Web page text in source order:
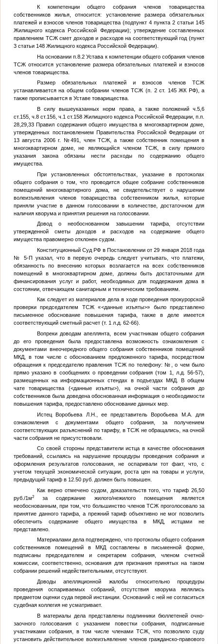
К компетенции общего собрания членов товарищества
собственников жилья, относится: установление размера обязательных
платежей и взносов членов товарищества (подпункт 4 пункта 2 статьи 145
Жилищного кодекса Российской Федерации); утверждение составленных
правлением ТСЖ смет доходов и расходов на соответствующий год (пункт
3 статьи 148 Жилищного кодекса Российской Федерации).
На основании п.8.2 Устава к компетенции общего собрания членов
ТСЖ относится установление размера обязательных платежей и взносов
членов товарищества.
Размер обязательных платежей и взносов членов ТСЖ
устанавливается на общем собрании членов ТСЖ (п. 2 ст. 145 ЖК РФ), а
также прописывается в Уставе товарищества.
В силу вышеуказанных норм права, а также положений ч.5,6
ст.155, ч.8 ст.156, ч.1 ст.158 Жилищного кодекса Российской Федерации, п.п.
28,29,33 Правил содержания общего имущества в многоквартирном доме,
утвержденных постановлением Правительства Российской Федерации от
13 августа 2006 г. №491, член ТСЖ, а также собственник помещения в
многоквартирном доме, не являющийся членом ТСЖ, в силу прямого
указания закона обязаны нести расходы по содержанию общего
имущества.
При установленных обстоятельствах, указание в протоколах
общего собрания о том, что проводится общее собрание собственников
помещений многоквартирного дома, не свидетельствует о нарушении
волеизъявления членов товарищества собственником жилья, которые
приняли участие в данном голосовании в количестве, достаточном для
наличия кворума и принятия решения на голосовании.
Довод о необоснованном завышении тарифа, отсутствии
утвержденной сметы доходов и расходов на содержание общего
имущества правомерно отклонен судом.
Конституционный Суд РФ в Постановлении от 29 января 2018 года
№ 5-П указал, что в первую очередь следует учитывать, что платежи,
обязанность по внесению которых возлагается на всех собственников
помещений в многоквартирном доме, должны быть достаточными для
финансирования услуг и работ, необходимых для поддержания дома в
состоянии, отвечающем санитарным и техническим требованиям.
Как следует из материалов дела в ходе проведения прокурорской
проверки председателем ТСЖ «<данные изъяты>» было представлено
письменное обоснование повышения тарифа, также в деле имеется
соответствующий сметный расчет (т. 1 л.д. 62-66).
Вопреки доводам апеллянта, всем участникам общего собрания
до его проведения была предоставлена возможность ознакомления с
документами внеочередного общего собрания собственников помещений
МКД, в том числе с обоснованием предложенного тарифа, посредством
обращения к председателю правления ТСЖ по телефону: №
, о чем было
прямо указано в сообщениях о проведении собрания (том 1, л.д. 56-57),
размещенных на информационных стендах в подъездах МКД. В общем
чате товарищества (<данные изъяты>), на очной части собрания до
собственников была доведена обоснованная информация о необходимости
повышения тарифа, предоставлено обоснование данных мер.
Истец Воробьева Л.Н., ее представитель Воробьева М.А. для
ознакомления с документами общего собрания, за получением
соответствующих разъяснений по тарифу, в ТСЖ не обращались, на очной
части собрания не присутствовали.
Со своей стороны представители истца в качестве обоснования
требований, ссылаясь на нарушение процедуры проведения собрания и
оформления результатов голосования, не оспаривали тот факт, что, с
учетом текущей экономической ситуации, роста цен на товары и услуги,
предыдущий тариф в 12.50 руб. должен быть повышен.
Как верно отмечено судом, доказательств того, что тариф 26,50
руб./1м2 за содержание жилого/нежилого помещения является
необоснованным, при том, что большинство членов ТСЖ проголосовало за
принятие данного тарифа, а прежний тариф объективно не мог позволить
обеспечить содержание общего имущества в МКД, истцами не
представлено.
Материалами дела подтверждено, что протоколы общего собрания
собственников помещений в МКД составлены в письменной форме,
подписаны председателем и секретарем собрания, членом счетной
комиссии, соответственно, основания для признания принятых на таком
собрании решений недействительными, отсутствуют.
Доводы апелляционной жалобы относительно процедуры
проведения оспариваемых собраний, отсутствия кворума являлись
предметом оценки суда первой инстанции. Оснований с ней не согласиться
судебная коллегия не усматривает.
В материалы дела представлены подлинники бюллетеней очно-
заочного голосования с указанием повестки собрания, подписанные
участниками собрания, в том числе членами ТСЖ, что позволило суду
установить действительное волеизъявление членов гражданско-правового